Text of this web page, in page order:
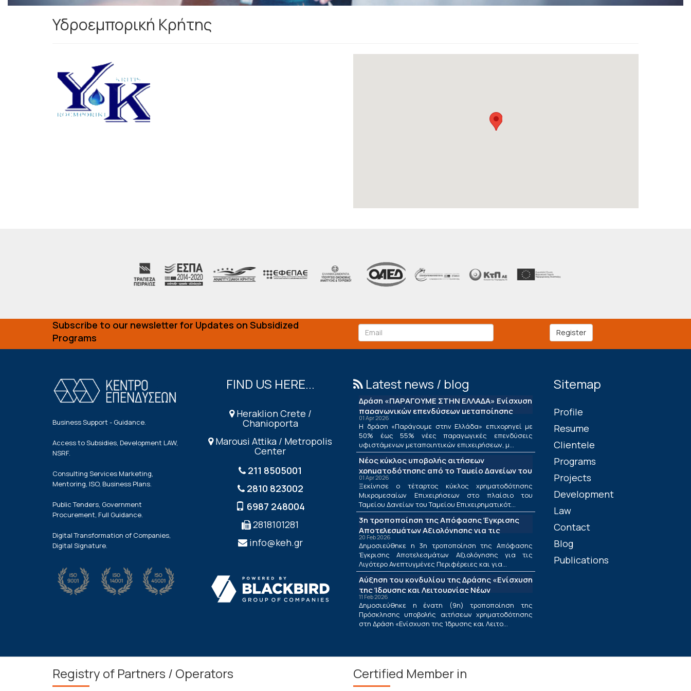
Υδροεμπορική Κρήτης
Subscribe to our newsletter for Updates on Subsidized
Programs
Register
Business Support - Guidance.
Access to Subsidies, Development LAW,
NSRF.
Consulting Services Marketing,
Mentoring, ISO, Business Plans.
Public Tenders, Government
Procurement, Full Guidance.
Digital Transformation of Companies,
Digital Signature.
FIND US HERE...
Heraklion Crete /
Chanioporta
Marousi Attika / Metropolis
Center
211 8505001
2810 823002
6987 248004
2818101281
info@keh.gr
Latest news / blog
Δράση «ΠΑΡΑΓΟΥΜΕ ΣΤΗΝ ΕΛΛΑΔΑ» Ενίσχυση
παραγωγικών επενδύσεων μεταποίησης
01 Apr 2026
Η δράση «Παράγουμε στην Ελλάδα» επιχορηγεί με
50% έως 55% νέες παραγωγικές επενδύσεις
υφιστάμενων μεταποιητικών επιχειρήσεων, μ...
Νέος κύκλος υποβολής αιτήσεων
χρηματοδότησης από το Ταμείο Δανείων του
ΤΕΠΙΧ ΙΙΙ
01 Apr 2026
Ξεκίνησε ο τέταρτος κύκλος χρηματοδότησης
Μικρομεσαίων Επιχειρήσεων στο πλαίσιο του
Ταμείου Δανείων του Ταμείου Επιχειρηματικότ...
3η τροποποίηση της Απόφασης Έγκρισης
Αποτελεσμάτων Αξιολόγησης για τις
Λιγότερο Ανεπτυγμένες Περιφέρειες και για
τις Περιφέρειες Μετάβασης στο πλαίσιο της
Δράσης «Ενίσχυση της Ίδρυσης και
Λειτουργίας Νέων Μικρομεσαίων
Τουριστικών Επιχειρήσεων»
20 Feb 2026
Δημοσιεύθηκε η 3η τροποποίηση της Απόφασης
Έγκρισης Αποτελεσμάτων Αξιολόγησης για τις
Λιγότερο Ανεπτυγμένες Περιφέρειες και για...
Αύξηση του κονδυλίου της Δράσης «Ενίσχυση
της Ίδρυσης και Λειτουργίας Νέων
Μικρομεσαίων Τουριστικών Επιχειρήσεων»
11 Feb 2026
Δημοσιεύθηκε η ένατη (9η) τροποποίηση της
Πρόσκλησης υποβολής αιτήσεων χρηματοδότησης
στη Δράση «Ενίσχυση της Ίδρυσης και Λειτο...
Sitemap
Profile
Resume
Clientele
Programs
Projects
Development
Law
Contact
Blog
Publications
Registry of Partners / Operators Certified Member in